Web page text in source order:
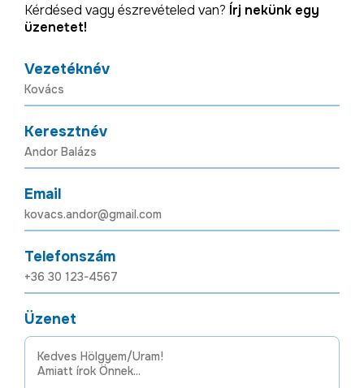
Kérdésed vagy észrevételed van? Írj nekünk egy
üzenetet!
Vezetéknév
Keresztnév
Email
Telefonszám
Üzenet